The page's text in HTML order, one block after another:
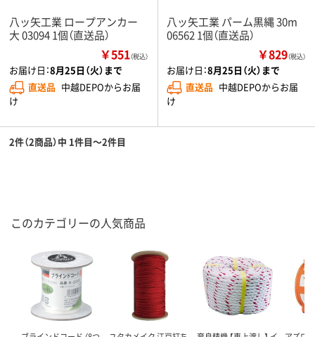
八ッ矢工業 ロープアンカー
大 03094 1個（直送品）
￥551（税込）
お届け日：8月25日（火）まで
直送品 中越DEPOからお届
け
八ッ矢工業 パーム黒縄 30m
06562 1個（直送品）
￥829（税込）
お届け日：8月25日（火）まで
直送品 中越DEPOからお届
け
2件（2商品）中 1件目～2件目
このカテゴリーの人気商品